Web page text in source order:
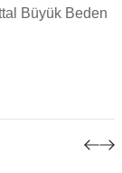
Büyük Beden